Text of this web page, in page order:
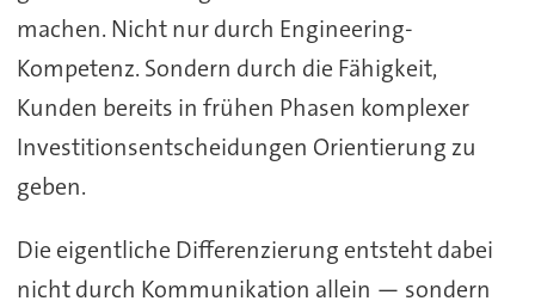
machen. Nicht nur durch Engineering-
Kompetenz. Sondern durch die Fähigkeit,
Kunden bereits in frühen Phasen komplexer
Investitionsentscheidungen Orientierung zu
geben.
Die eigentliche Differenzierung entsteht dabei
nicht durch Kommunikation allein — sondern